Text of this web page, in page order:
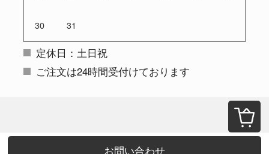
お問い合わせ
30 31
定休日：土日祝
ご注文は24時間受付けております